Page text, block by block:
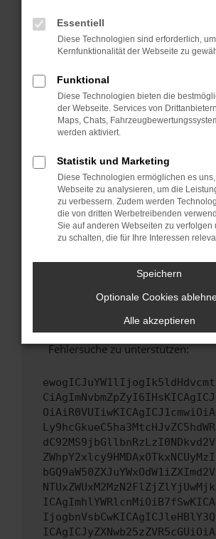
Manche Erweiterungen, wie
können das Laden bestimmter
verhindern. Funktioniert die Seite
Fenster?
Starte dein Gerät neu.
Das kann manchmal helfen,
Probleme zu beheben.
Stelle sicher, dass dein
Betriebssystem auf dem
sind.
Veraltete Software birgt nicht nur
Sicherheitsrisiko, sondern kann
führen, dass bestimmte
Wende dich an den
hast, kontaktiere uns bitte. Wir
versuchen, das Problem zu
uns diesen Text schicken, um uns
Fehlersuche zu unterstützen:
Essentiell
Diese Technologien sind erforderlich,
Kernfunktionalität der Webseite zu
Funktional
Diese Technologien bieten die
der Webseite. Services von
Maps, Chats,
werden aktiviert.
Statistik und Marketing
Diese Technologien ermöglichen es
Webseite zu analysieren, um die
zu verbessern. Zudem werden
die von dritten Werbetreibenden
Sie auf anderen Webseiten zu verfolgen
zu schalten, die für Ihre Interessen
Speichern
Optionale Cookies
Alle akzeptieren